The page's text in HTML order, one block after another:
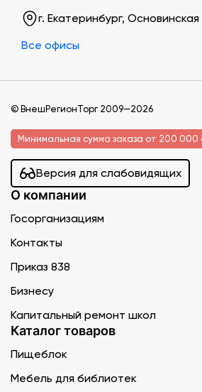
г. Екатеринбург,
Все офисы
© ВнешРегионТорг 2009—2026
Минимальная сумма заказа от 200 000
Версия для слабовидящих
О компании
Госорганизациям
Контакты
Приказ 838
Бизнесу
Капитальный ремонт школ
Каталог товаров
Пищеблок
Мебель для библиотек